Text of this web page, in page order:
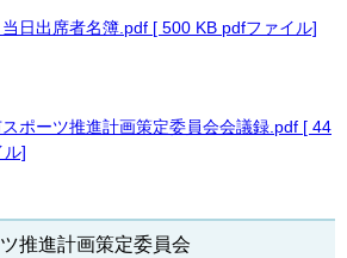
日出席者名簿.pdf [ 500 KB pdfファイル]
ポーツ推進計画策定委員会会議録.pdf [ 44
ル]
推進計画策定委員会